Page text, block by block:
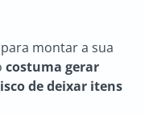
montar a sua
costuma gerar
de deixar itens